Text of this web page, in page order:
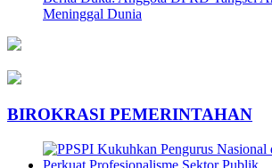
Meninggal Dunia
BIROKRASI PEMERINTAHAN